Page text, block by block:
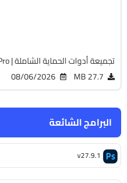
البرامج الشائعة
v27.9.1
تجميعة أدوات الحماية الشاملة | UVK Ultra Virus Killer Pro
27.7 MB
08/06/2026